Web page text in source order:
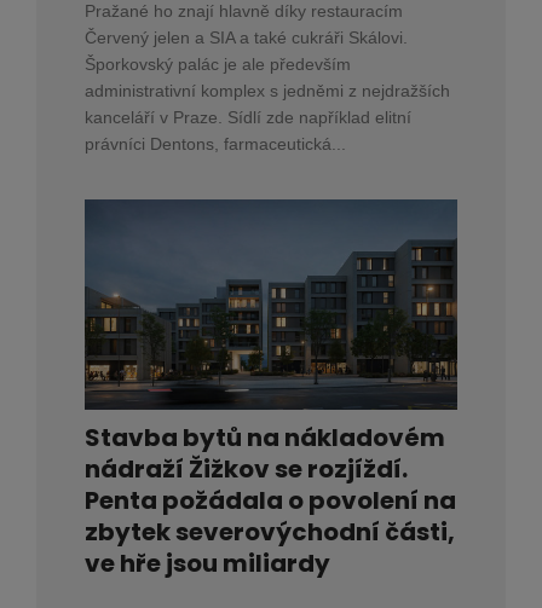
Pražané ho znají hlavně díky restauracím
Červený jelen a SIA a také cukráři Skálovi.
Šporkovský palác je ale především
administrativní komplex s jedněmi z nejdražších
kanceláří v Praze. Sídlí zde například elitní
právníci Dentons, farmaceutická...
Stavba bytů na nákladovém
nádraží Žižkov se rozjíždí.
Penta požádala o povolení na
zbytek severovýchodní části,
ve hře jsou miliardy